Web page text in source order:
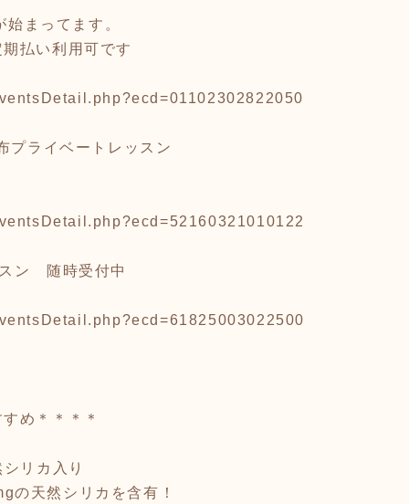
まってます。
払い利用可です
ライベートレッスン
ン 随時受付中
め＊＊＊＊
リカ入り
天然シリカを含有！